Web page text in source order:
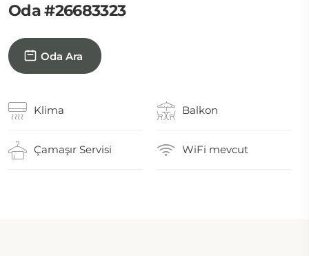
Oda #26683323
Oda Ara
Klima Balkon
Çamaşır Servisi WiFi mevcut